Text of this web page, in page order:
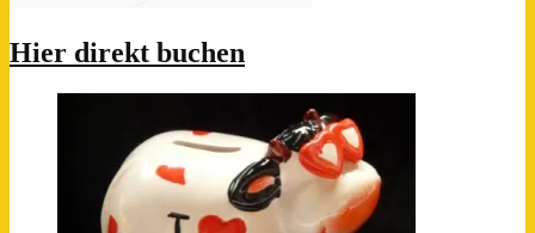
Hier direkt buchen